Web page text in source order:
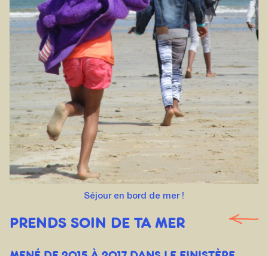
Séjour en bord de mer !
PRENDS SOIN DE TA MER